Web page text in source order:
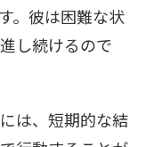
。彼は困難な状
し続けるので
は、短期的な結